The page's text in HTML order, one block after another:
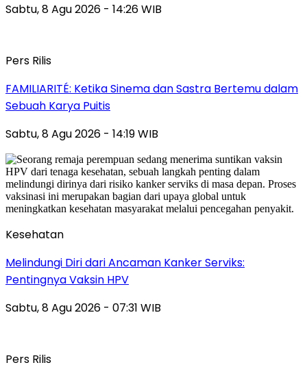
Sabtu, 8 Agu 2026 - 14:26 WIB
Pers Rilis
FAMILIARITÉ: Ketika Sinema dan Sastra Bertemu dalam
Sebuah Karya Puitis
Sabtu, 8 Agu 2026 - 14:19 WIB
Kesehatan
Melindungi Diri dari Ancaman Kanker Serviks:
Pentingnya Vaksin HPV
Sabtu, 8 Agu 2026 - 07:31 WIB
Pers Rilis